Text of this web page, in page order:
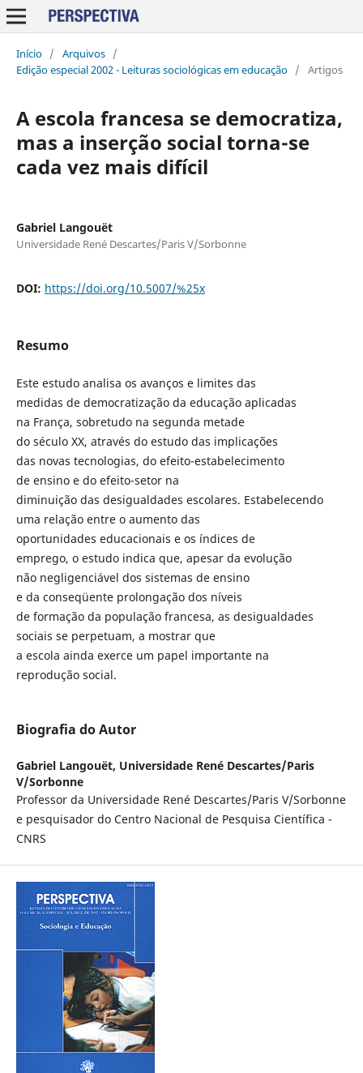
Início / Arquivos /
Edição especial 2002 - Leituras sociológicas em educação / Artigos
A escola francesa se democratiza,
mas a inserção social torna-se
cada vez mais difícil
Gabriel Langouët
Universidade René Descartes/Paris V/Sorbonne
DOI: https://doi.org/10.5007/%25x
Resumo
Este estudo analisa os avanços e limites das
medidas de democratização da educação aplicadas
na França, sobretudo na segunda metade
do século XX, através do estudo das implicações
das novas tecnologias, do efeito-estabelecimento
de ensino e do efeito-setor na
diminuição das desigualdades escolares. Estabelecendo
uma relação entre o aumento das
oportunidades educacionais e os índices de
emprego, o estudo indica que, apesar da evolução
não negligenciável dos sistemas de ensino
e da conseqüente prolongação dos níveis
de formação da população francesa, as desigualdades
sociais se perpetuam, a mostrar que
a escola ainda exerce um papel importante na
reprodução social.
Biografia do Autor
Gabriel Langouët, Universidade René Descartes/Paris
V/Sorbonne
Professor da Universidade René Descartes/Paris V/Sorbonne
e pesquisador do Centro Nacional de Pesquisa Científica -
CNRS